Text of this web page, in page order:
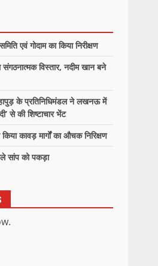
एवं गोदाम का किया निरीक्षण
विस्तार, नदीम खान बने
के प्रतिनिधिमंडल ने लखनऊ में
से की शिष्टाचार भेंट
कावड़ मार्गों का औचक निरिक्षण
सांप को पकड़ा